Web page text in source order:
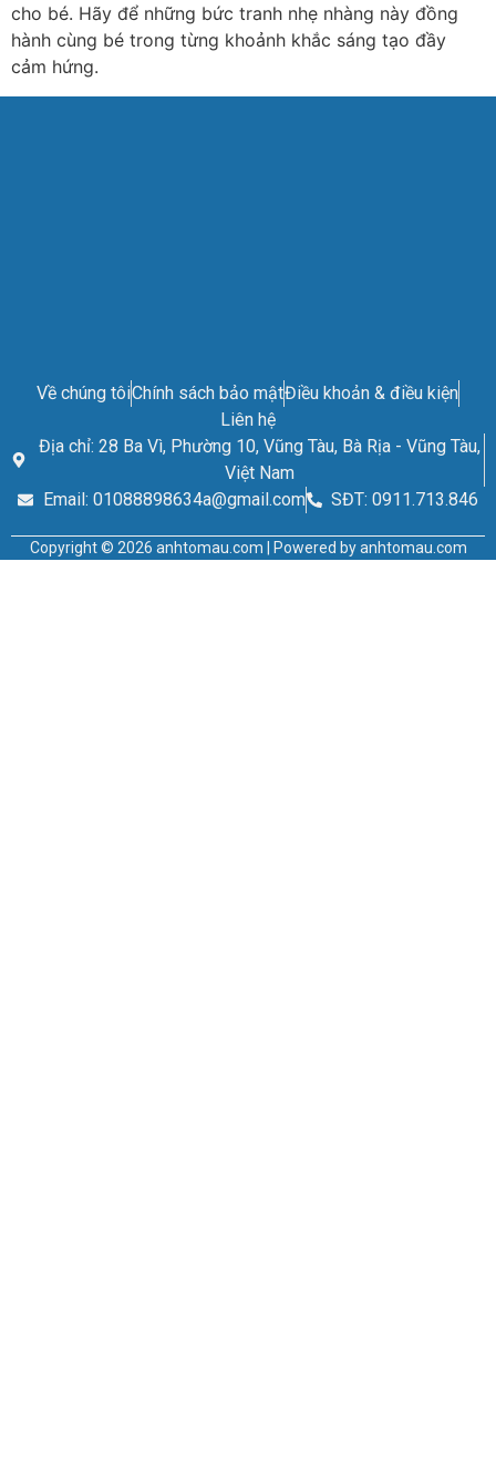
cho bé. Hãy để những bức tranh nhẹ nhàng này đồng
hành cùng bé trong từng khoảnh khắc sáng tạo đầy
cảm hứng.
Về chúng tôiChính sách bảo mậtĐiều khoản & điều kiện
Liên hệ
Địa chỉ: 28 Ba Vì, Phường 10, Vũng Tàu, Bà Rịa - Vũng Tàu,
Việt Nam
Email: 01088898634a@gmail.com
SĐT: 0911.713.846
Copyright © 2026 anhtomau.com | Powered by anhtomau.com